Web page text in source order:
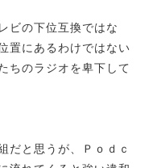
ビの下位互換ではな
置にあるわけではない
ちのラジオを卑下して
だと思うが、Ｐｏｄｃ